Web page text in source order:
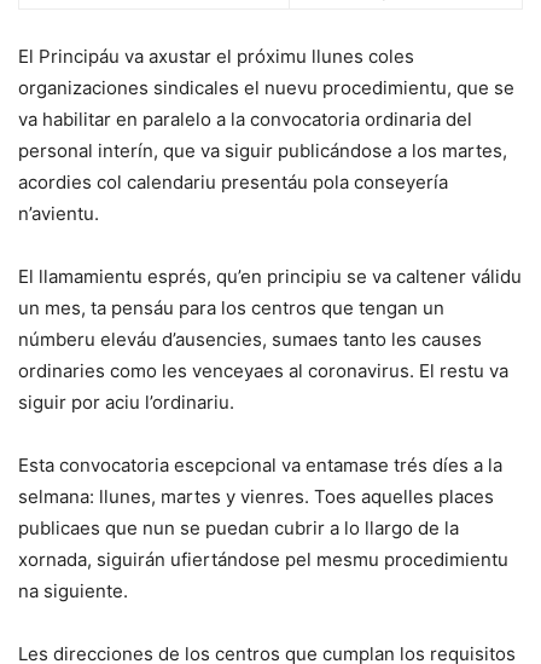
El Principáu va axustar el próximu llunes coles
organizaciones sindicales el nuevu procedimientu, que se
va habilitar en paralelo a la convocatoria ordinaria del
personal interín, que va siguir publicándose a los martes,
acordies col calendariu presentáu pola conseyería
n’avientu.
El llamamientu esprés, qu’en principiu se va caltener válidu
un mes, ta pensáu para los centros que tengan un
númberu eleváu d’ausencies, sumaes tanto les causes
ordinaries como les venceyaes al coronavirus. El restu va
siguir por aciu l’ordinariu.
Esta convocatoria escepcional va entamase trés díes a la
selmana: llunes, martes y vienres. Toes aquelles places
publicaes que nun se puedan cubrir a lo llargo de la
xornada, siguirán ufiertándose pel mesmu procedimientu
na siguiente.
Les direcciones de los centros que cumplan los requisitos